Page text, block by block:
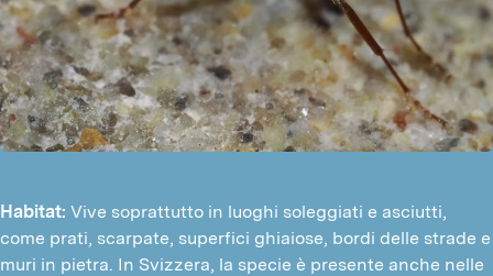
Habitat: Vive soprattutto in luoghi soleggiati e asciutti,
come prati, scarpate, superfici ghiaiose, bordi delle strade e
muri in pietra. In Svizzera, la specie è presente anche nelle